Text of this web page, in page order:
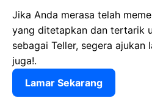
Jika Anda merasa telah
yang ditetapkan dan tertarik
sebagai Teller, segera ajukan
juga!.
Lamar Sekarang